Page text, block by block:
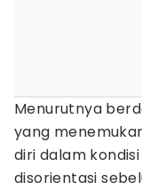
Menurutnya
yang
diri dalam
disorientasi